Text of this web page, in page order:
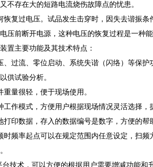
不存在大的短路电流烧伤故障点的忧患。
恢复过电压。试品发生击穿时，因失去谐振
压前断开电源，这种电压的恢复过程是一种
置主要功能及其技术特点：
、过流、零位启动、系统失谐（闪络）等保
供试验分析。
重量很轻，便于现场使用。
工作模式，方便用户根据现场情况灵活选择
打印数据，存入的数据编号是数字，方便的帮
时频率起点可以在规定范围内任意设定，扫
台技术，可以方便的根据用户需要增减功能和